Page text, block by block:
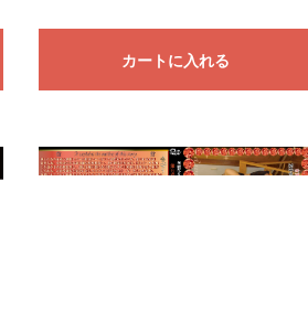
カートに入れる